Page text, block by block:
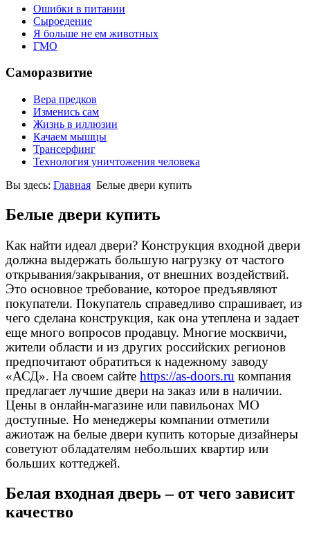
Ошибки в питании
Сыроедение
Я больше не ем животных
ГМО
Саморазвитие
Вера предков
Изменись сам
Жизнь в иллюзии
Качаем мышцы
Трансерфинг
Технология уничтожения человека
Вы здесь: Главная Белые двери купить
Белые двери купить
Как найти идеал двери? Конструкция входной двери
должна выдержать большую нагрузку от частого
открывания/закрывания, от внешних воздействий.
Это основное требование, которое предъявляют
покупатели. Покупатель справедливо спрашивает, из
чего сделана конструкция, как она утеплена и задает
еще много вопросов продавцу. Многие москвичи,
жители области и из других российских регионов
предпочитают обратиться к надежному заводу
«АСД». На своем сайте https://as-doors.ru компания
предлагает лучшие двери на заказ или в наличии.
Цены в онлайн-магазине или павильонах МО
доступные. Но менеджеры компании отметили
ажиотаж на белые двери купить которые дизайнеры
советуют обладателям небольших квартир или
больших коттеджей.
Белая входная дверь – от чего зависит
качество